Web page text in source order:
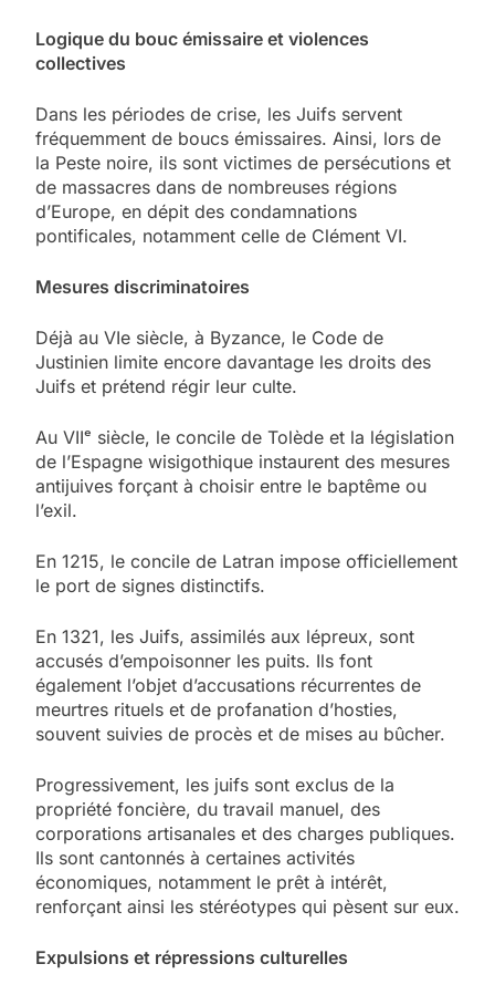
Logique du bouc émissaire et violences
collectives
Dans les périodes de crise, les Juifs servent
fréquemment de boucs émissaires. Ainsi, lors de
la Peste noire, ils sont victimes de persécutions et
de massacres dans de nombreuses régions
d’Europe, en dépit des condamnations
pontificales, notamment celle de Clément VI.
Mesures discriminatoires
Déjà au VIe siècle, à Byzance, le Code de
Justinien limite encore davantage les droits des
Juifs et prétend régir leur culte.
Au VIIᵉ siècle, le concile de Tolède et la législation
de l’Espagne wisigothique instaurent des mesures
antijuives forçant à choisir entre le baptême ou
l’exil.
En 1215, le concile de Latran impose officiellement
le port de signes distinctifs.
En 1321, les Juifs, assimilés aux lépreux, sont
accusés d’empoisonner les puits. Ils font
également l’objet d’accusations récurrentes de
meurtres rituels et de profanation d’hosties,
souvent suivies de procès et de mises au bûcher.
Progressivement, les juifs sont exclus de la
propriété foncière, du travail manuel, des
corporations artisanales et des charges publiques.
Ils sont cantonnés à certaines activités
économiques, notamment le prêt à intérêt,
renforçant ainsi les stéréotypes qui pèsent sur eux.
Expulsions et répressions culturelles